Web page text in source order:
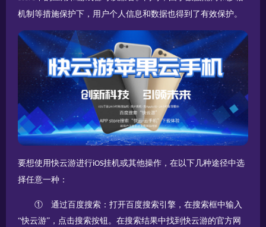
机制等措施保护下，用户个人信息和数据也得到了有效保护。
要想使用快云游进行iOS挂机或其他操作，在以下几种途径中选
择任意一种：
① 通过百度搜索：打开百度搜索引擎，在搜索框中输入
“快云游”，点击搜索按钮。在搜索结果中找到快云游的官方网